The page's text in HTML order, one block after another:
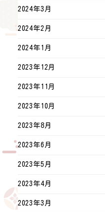
2024年3月
2024年2月
2024年1月
2023年12月
2023年11月
2023年10月
2023年8月
2023年6月
2023年5月
2023年4月
2023年3月